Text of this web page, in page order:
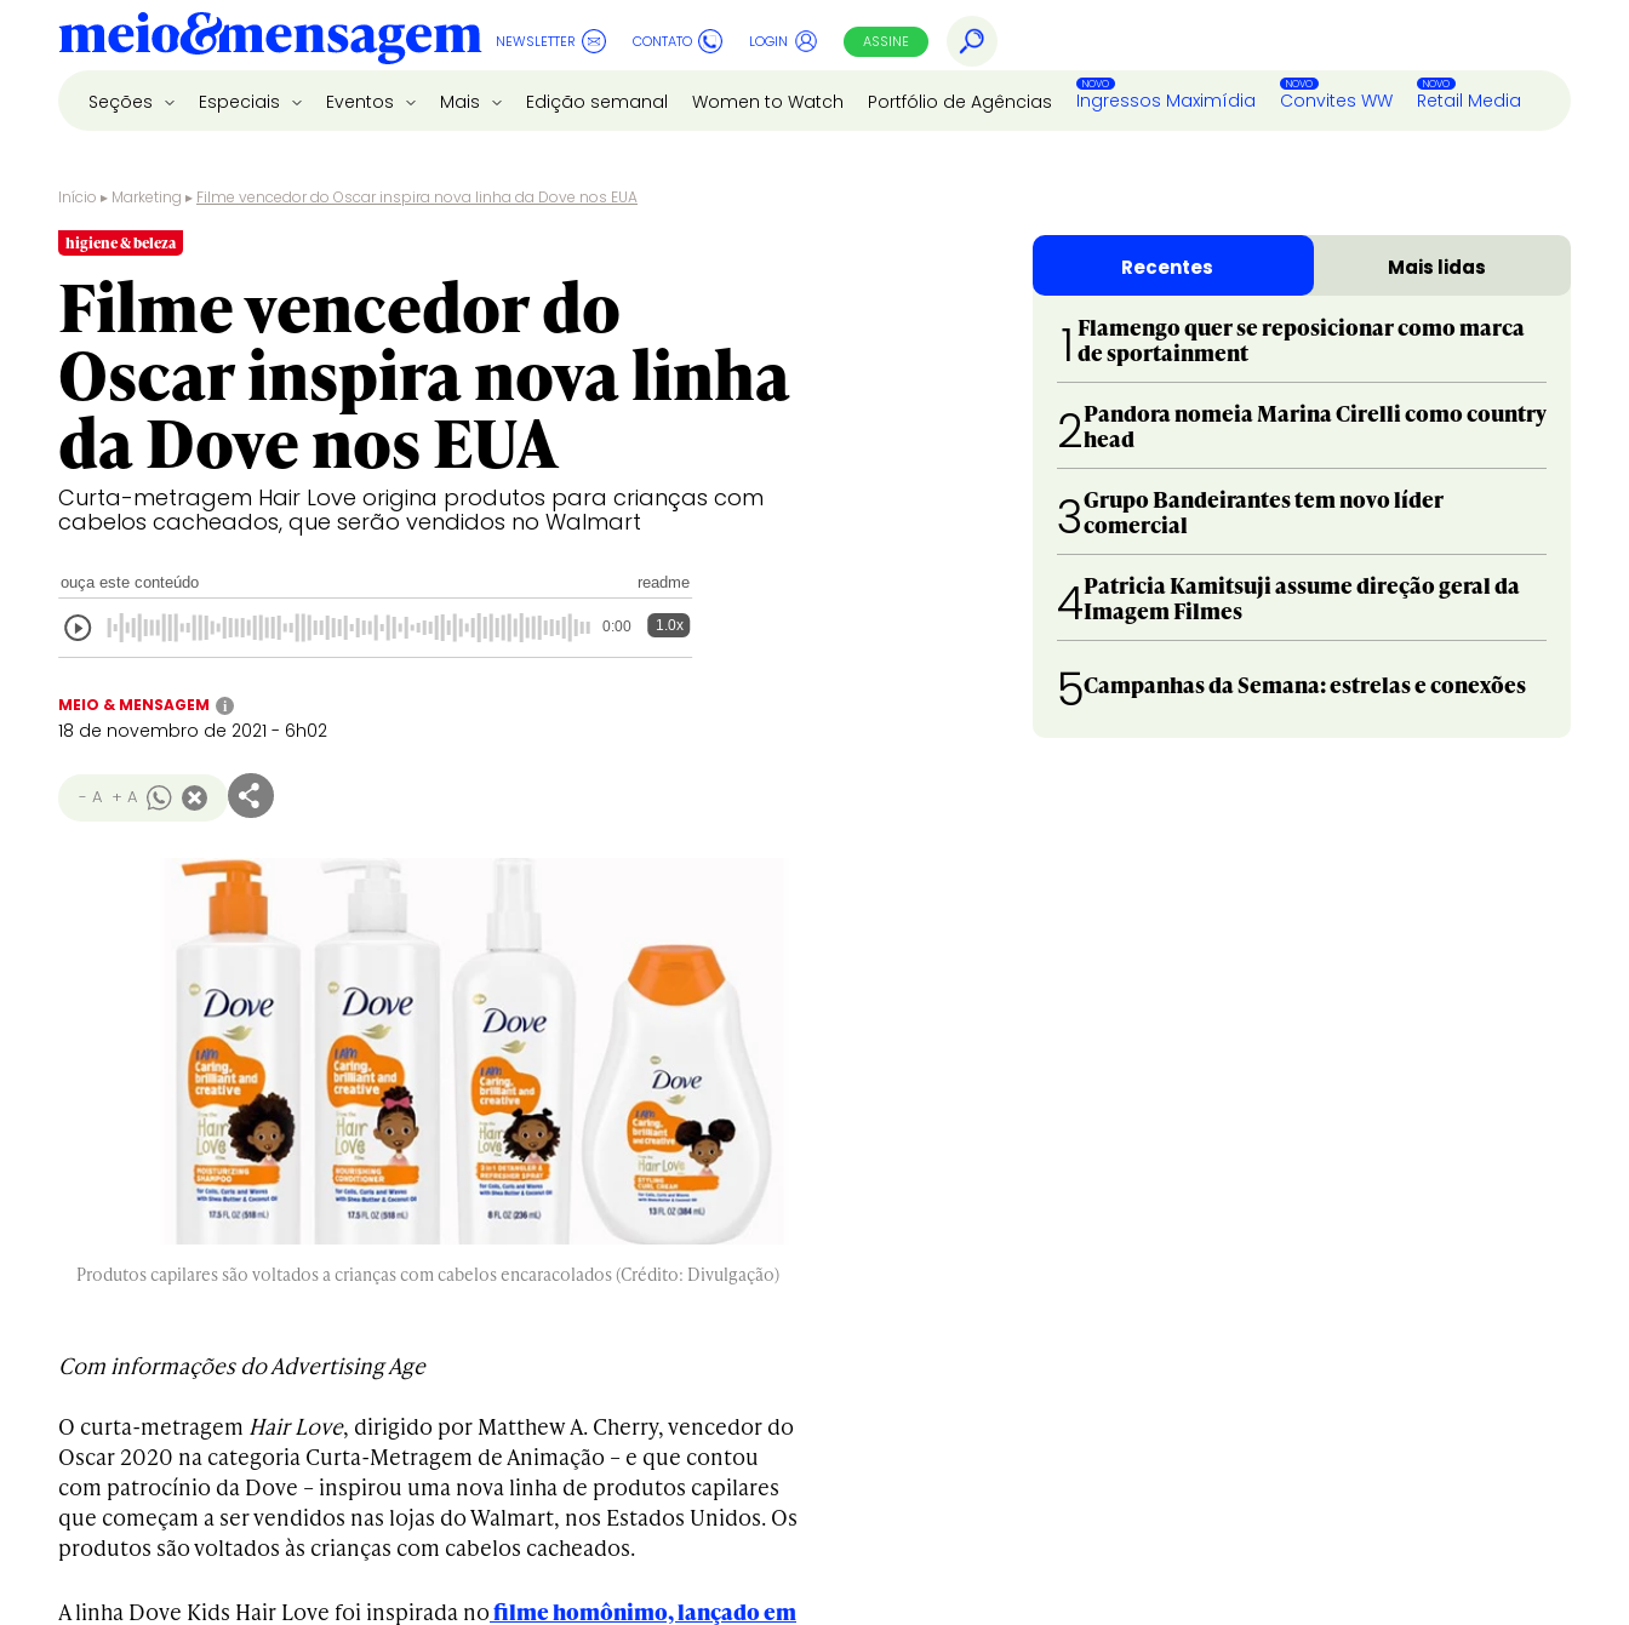
NEWSLETTER CONTATO LOGIN ASSINE
Seções Especiais Eventos Mais Edição semanal Women to Watch Portfólio de Agências Ingressos Maximídia Convites WW Retail Media
Início ▸ Marketing ▸ Filme vencedor do Oscar inspira nova linha da Dove nos EUA
higiene & beleza
Filme vencedor do
Oscar inspira nova linha
da Dove nos EUA
Curta-metragem Hair Love origina produtos para crianças com
cabelos cacheados, que serão vendidos no Walmart
ouça este conteúdo readme
0:00 1.0x
MEIO & MENSAGEM i
18 de novembro de 2021 - 6h02
- A + A
Produtos capilares são voltados a crianças com cabelos encaracolados (Crédito: Divulgação)
Com informações do Advertising Age
O curta-metragem Hair Love, dirigido por Matthew A. Cherry, vencedor do
Oscar 2020 na categoria Curta-Metragem de Animação – e que contou
com patrocínio da Dove – inspirou uma nova linha de produtos capilares
que começam a ser vendidos nas lojas do Walmart, nos Estados Unidos. Os
produtos são voltados às crianças com cabelos cacheados.
A linha Dove Kids Hair Love foi inspirada nofilme homônimo, lançado em
Recentes Mais lidas
1 Flamengo quer se reposicionar como marca
de sportainment
2Pandora nomeia Marina Cirelli como country
head
3Grupo Bandeirantes tem novo líder
comercial
4Patricia Kamitsuji assume direção geral da
Imagem Filmes
5Campanhas da Semana: estrelas e conexões